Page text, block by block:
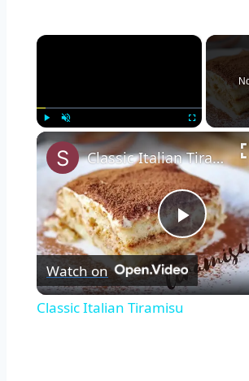
×
Fullscreen
Play
Video
Classic Italian Tiramisu
Watch on
Classic Italian Tiramisu